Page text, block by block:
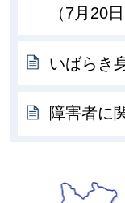
（7月20
いばらき
障害者に